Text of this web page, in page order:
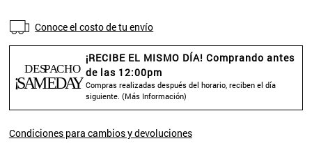
Conoce el costo de tu envío
¡RECIBE EL MISMO DÍA! Comprando antes
de las 12:00pm
Compras realizadas después del horario, reciben el día
siguiente. (Más Información)
Condiciones para cambios y devoluciones